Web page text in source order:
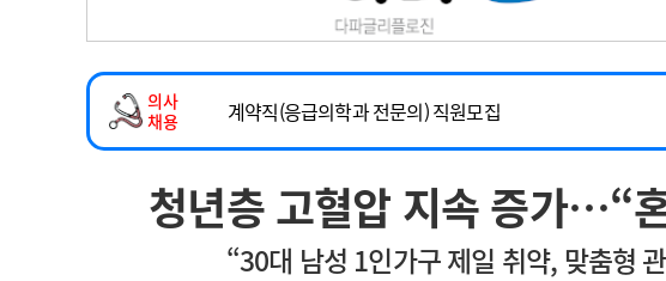
4
전공의 모집 결과
메디 Hospital 지역병원 중소병원
인포메이션 행정처분 판례
고객센터 회사소개 법적고지 광
의사
채용
마취통증의학과 임기제 임상의사 채용
계약직(응급의학과 전문의) 직원모집
하반기 전공의(레지던트1년차) 모집
2026년 하반기 인턴 모집
마취통증의학과 임기제 임상의사 채용
청년층 고혈압 지속 증가…“
“30대 남성 1인가구 제일 취약, 맞춤형